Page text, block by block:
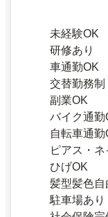
未経験OK
研修あり
車通勤OK
交替勤務制
副業OK
バイク通勤
自転車通勤
ピアス・
ひげOK
髪型髪色自
駐車場あり